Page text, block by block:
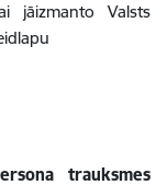
jāizmanto Valsts
trauksmes